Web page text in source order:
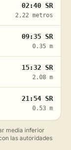
02:40 SR
2,22 metros
09:35 SR
0.35 m
15:32 SR
2.08 m
21:54 SR
0.53 m
media inferior
las autoridades